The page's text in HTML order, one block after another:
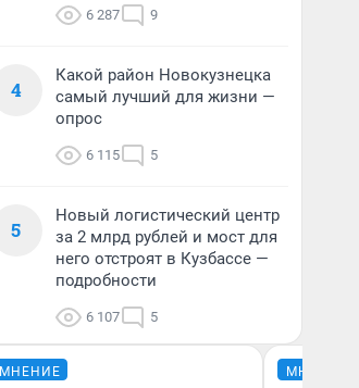
6 287 9
4
Какой район Новокузнецка
самый лучший для жизни —
опрос
6 115 5
5
Новый логистический центр
за 2 млрд рублей и мост для
него отстроят в Кузбассе —
подробности
6 107 5
МНЕНИЕ МНЕНИЕ